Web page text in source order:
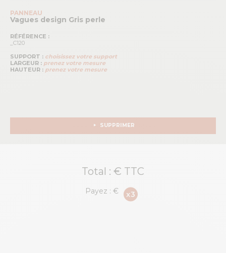
PANNEAU
Vagues design Gris perle
RÉFÉRENCE :
_C120
SUPPORT : choisissez votre support
LARGEUR : prenez votre mesure
HAUTEUR : prenez votre mesure
SUPPRIMER
Total : € TTC
Payez :€